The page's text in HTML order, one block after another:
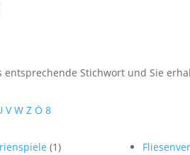
entsprechende Stichwort und Sie
V W Z Ö 8
(1)